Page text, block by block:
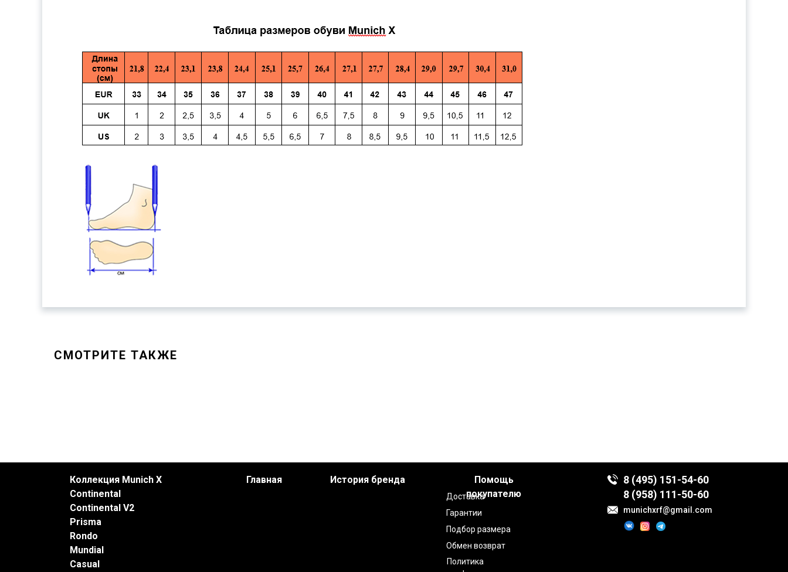
СМОТРИТЕ ТАКЖЕ
Continental
Continental V2
Prisma
Rondo
Mundial
Casual
Помощь
покупателю
8 (495) 151-54-60
munichxrf@gmail.com
Коллекция Munich X История бренда
Главная
Доставка
Гарантии
Подбор размера
Обмен возврат
8 (958) 111-50-60
Политика